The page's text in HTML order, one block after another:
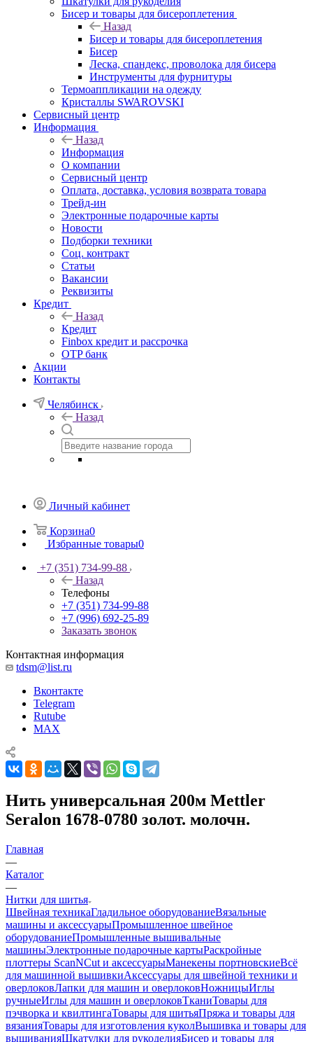
Бисер и товары для бисероплетения
Назад
Бисер и товары для бисероплетения
Бисер
Леска, спандекс, проволока для бисера
Инструменты для фурнитуры
Термоаппликации на одежду
Кристаллы SWAROVSKI
Сервисный центр
Информация
Назад
Информация
О компании
Сервисный центр
Оплата, доставка, условия возврата товара
Трейд-ин
Электронные подарочные карты
Новости
Подборки техники
Соц. контракт
Статьи
Вакансии
Реквизиты
Кредит
Назад
Кредит
Finbox кредит и рассрочка
OTP банк
Акции
Контакты
Челябинск
Назад
Личный кабинет
Корзина0
Избранные товары0
+7 (351) 734-99-88
Назад
Телефоны
+7 (351) 734-99-88
+7 (996) 692-25-89
Заказать звонок
Контактная информация
tdsm@list.ru
Вконтакте
Telegram
Rutube
MAX
Нить универсальная 200м Mettler
Seralon 1678-0780 золот. молочн.
Главная
—
Каталог
—
Нитки для шитья
Швейная техникаГладильное оборудованиеВязальные
машины и аксессуарыПромышленное швейное
оборудованиеПромышленные вышивальные
машиныЭлектронные подарочные картыРаскройные
плоттеры ScanNCut и аксессуарыМанекены портновскиеВсё
для машинной вышивкиАксессуары для швейной техники и
оверлоковЛапки для машин и оверлоковНожницыИглы
ручныеИглы для машин и оверлоковТканиТовары для
пэчворка и квилтингаТовары для шитьяПряжа и товары для
вязанияТовары для изготовления куколВышивка и товары для
вышиванияШкатулки для рукоделияБисер и товары для